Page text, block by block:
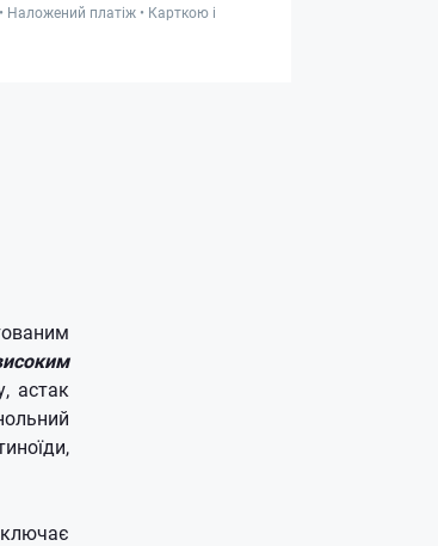
Наложений платіж • Карткою і
астак